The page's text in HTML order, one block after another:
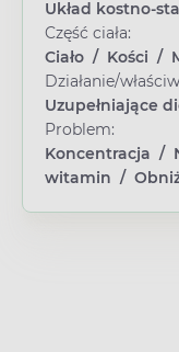
Układ kostno-
Część ciała:
Ciało / Kości /
Działanie/
Uzupełniające
Problem:
Koncentracja /
witamin /